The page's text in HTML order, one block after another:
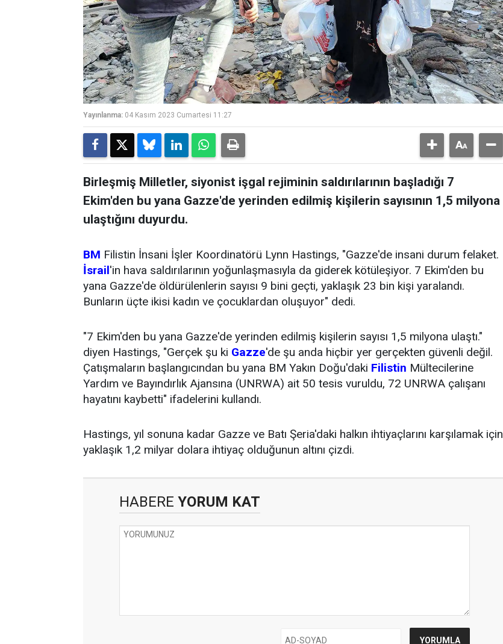
Yayınlanma: 04 Kasım 2023 Cumartesi 11:27
Birleşmiş Milletler, siyonist işgal rejiminin saldırılarının başladığı 7
Ekim'den bu yana Gazze'de yerinden edilmiş kişilerin sayısının 1,5 milyona
ulaştığını duyurdu.
BM Filistin İnsani İşler Koordinatörü Lynn Hastings, "Gazze'de insani durum felaket.
İsrail'in hava saldırılarının yoğunlaşmasıyla da giderek kötüleşiyor. 7 Ekim'den bu
yana Gazze'de öldürülenlerin sayısı 9 bini geçti, yaklaşık 23 bin kişi yaralandı.
Bunların üçte ikisi kadın ve çocuklardan oluşuyor" dedi.
"7 Ekim'den bu yana Gazze'de yerinden edilmiş kişilerin sayısı 1,5 milyona ulaştı."
diyen Hastings, "Gerçek şu ki Gazze'de şu anda hiçbir yer gerçekten güvenli değil.
Çatışmaların başlangıcından bu yana BM Yakın Doğu'daki Filistin Mültecilerine
Yardım ve Bayındırlık Ajansına (UNRWA) ait 50 tesis vuruldu, 72 UNRWA çalışanı
hayatını kaybetti" ifadelerini kullandı.
Hastings, yıl sonuna kadar Gazze ve Batı Şeria'daki halkın ihtiyaçlarını karşılamak için
yaklaşık 1,2 milyar dolara ihtiyaç olduğunun altını çizdi.
HABERE YORUM KAT